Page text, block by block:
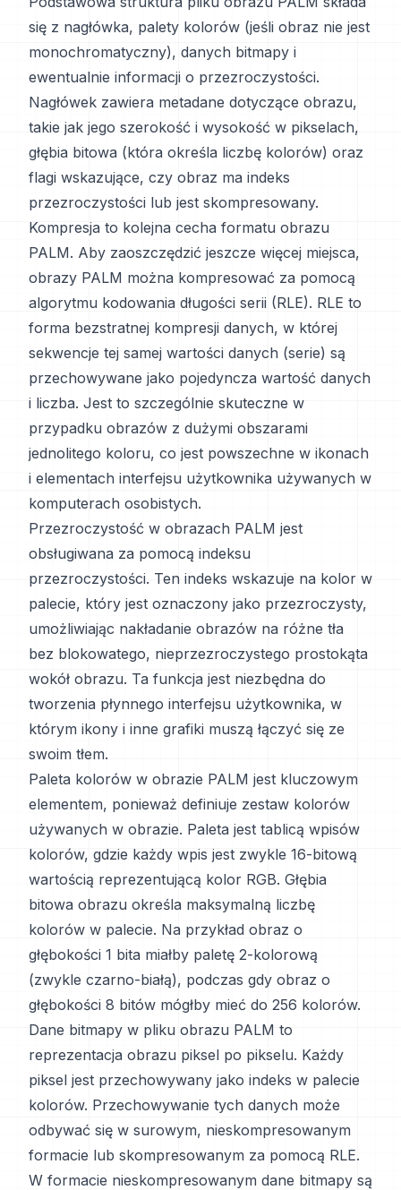
się z nagłówka, palety kolorów (jeśli obraz nie jest
monochromatyczny), danych bitmapy i
ewentualnie informacji o przezroczystości.
Nagłówek zawiera metadane dotyczące obrazu,
takie jak jego szerokość i wysokość w pikselach,
głębia bitowa (która określa liczbę kolorów) oraz
flagi wskazujące, czy obraz ma indeks
przezroczystości lub jest skompresowany.
Kompresja to kolejna cecha formatu obrazu
PALM. Aby zaoszczędzić jeszcze więcej miejsca,
obrazy PALM można kompresować za pomocą
algorytmu kodowania długości serii (RLE). RLE to
forma bezstratnej kompresji danych, w której
sekwencje tej samej wartości danych (serie) są
przechowywane jako pojedyncza wartość danych
i liczba. Jest to szczególnie skuteczne w
przypadku obrazów z dużymi obszarami
jednolitego koloru, co jest powszechne w ikonach
i elementach interfejsu użytkownika używanych w
komputerach osobistych.
Przezroczystość w obrazach PALM jest
obsługiwana za pomocą indeksu
przezroczystości. Ten indeks wskazuje na kolor w
palecie, który jest oznaczony jako przezroczysty,
umożliwiając nakładanie obrazów na różne tła
bez blokowatego, nieprzezroczystego prostokąta
wokół obrazu. Ta funkcja jest niezbędna do
tworzenia płynnego interfejsu użytkownika, w
którym ikony i inne grafiki muszą łączyć się ze
swoim tłem.
Paleta kolorów w obrazie PALM jest kluczowym
elementem, ponieważ definiuje zestaw kolorów
używanych w obrazie. Paleta jest tablicą wpisów
kolorów, gdzie każdy wpis jest zwykle 16-bitową
wartością reprezentującą kolor RGB. Głębia
bitowa obrazu określa maksymalną liczbę
kolorów w palecie. Na przykład obraz o
głębokości 1 bita miałby paletę 2-kolorową
(zwykle czarno-białą), podczas gdy obraz o
głębokości 8 bitów mógłby mieć do 256 kolorów.
Dane bitmapy w pliku obrazu PALM to
reprezentacja obrazu piksel po pikselu. Każdy
piksel jest przechowywany jako indeks w palecie
kolorów. Przechowywanie tych danych może
odbywać się w surowym, nieskompresowanym
formacie lub skompresowanym za pomocą RLE.
W formacie nieskompresowanym dane bitmapy są